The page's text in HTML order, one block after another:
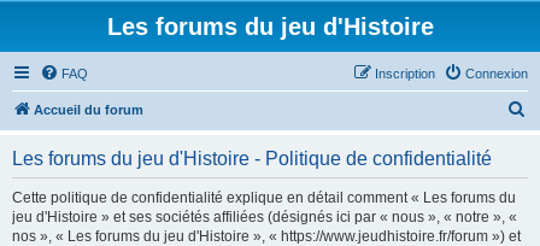
Les forums du jeu d'Histoire
FAQ Connexion
Inscription
Accueil du forum
Les forums du jeu d'Histoire - Politique de confidentialité
Cette politique de confidentialité explique en détail comment « Les forums du
jeu d'Histoire » et ses sociétés affiliées (désignés ici par « nous », « notre », «
nos », « Les forums du jeu d'Histoire », « https://www.jeudhistoire.fr/forum ») et